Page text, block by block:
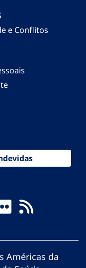
e Conflitos
Américas da